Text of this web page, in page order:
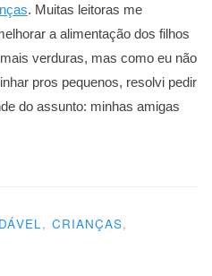
. Muitas leitoras me
a alimentação dos filhos
verduras, mas como eu não
pros pequenos, resolvi pedir
do assunto: minhas amigas
, CRIANÇAS,